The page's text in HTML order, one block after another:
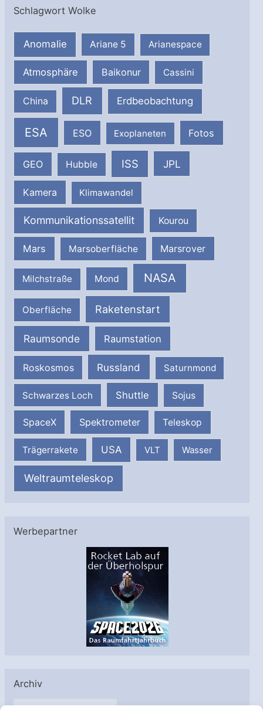
Schlagwort Wolke
Anomalie Ariane 5 Arianespace
Atmosphäre Baikonur Cassini
China DLR Erdbeobachtung
ESA ESO Exoplaneten Fotos
GEO Hubble ISS JPL
Kamera Klimawandel
Kommunikationssatellit Kourou
Mars Marsoberfläche Marsrover
Milchstraße Mond NASA
Oberfläche Raketenstart
Raumsonde Raumstation
Roskosmos Russland Saturnmond
Schwarzes Loch Shuttle Sojus
SpaceX Spektrometer Teleskop
Trägerrakete USA VLT Wasser
Weltraumteleskop
Werbepartner
Archiv
A